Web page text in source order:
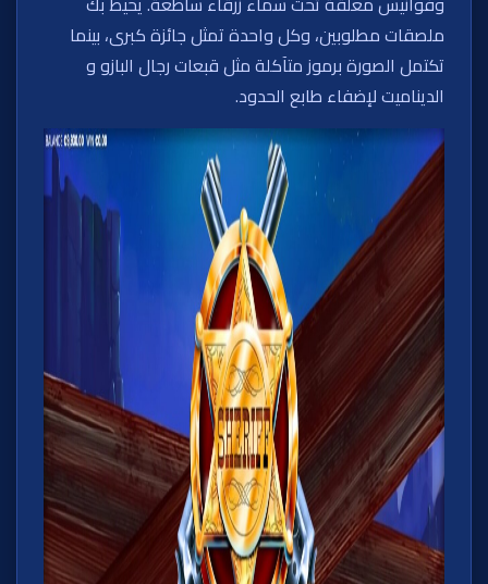
ملصقات مطلوبين، وكل واحدة تمثل جائزة كبرى، بينما
تكتمل الصورة برموز متآكلة مثل قبعات رجال البازو و
الديناميت لإضفاء طابع الحدود.